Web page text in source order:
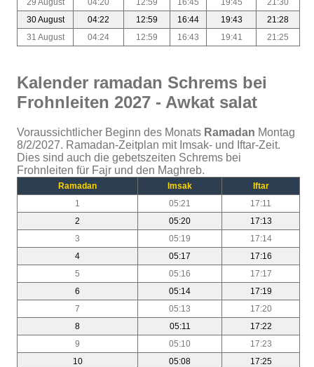
30 August
04:22 12:59 16:44 19:43
21:28
31 August
04:24 12:59 16:43 19:41 21:25
Kalender ramadan Schrems bei
Frohnleiten 2027 - Awkat salat
Voraussichtlicher Beginn des Monats Ramadan Montag
8/2/2027. Ramadan-Zeitplan mit Imsak- und Iftar-Zeit.
Dies sind auch die gebetszeiten Schrems bei
Frohnleiten für Fajr und den Maghreb.
Ramadan Imsak
Iftar
1
05:21
17:11
2
05:20
17:13
3
05:19
17:14
4
05:17
17:16
5
05:16
17:17
6
05:14
17:19
7
05:13
17:20
8
05:11
17:22
9
05:10
17:23
10
05:08
17:25